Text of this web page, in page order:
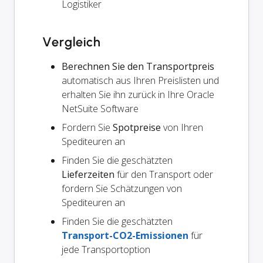
Logistiker
Vergleich
Berechnen Sie den Transportpreis
automatisch aus Ihren Preislisten und
erhalten Sie ihn zurück in Ihre Oracle
NetSuite Software
Fordern Sie Spotpreise von Ihren
Spediteuren an
Finden Sie die geschätzten
Lieferzeiten für den Transport oder
fordern Sie Schätzungen von
Spediteuren an
Finden Sie die geschätzten
Transport-CO2-Emissionen für
jede Transportoption